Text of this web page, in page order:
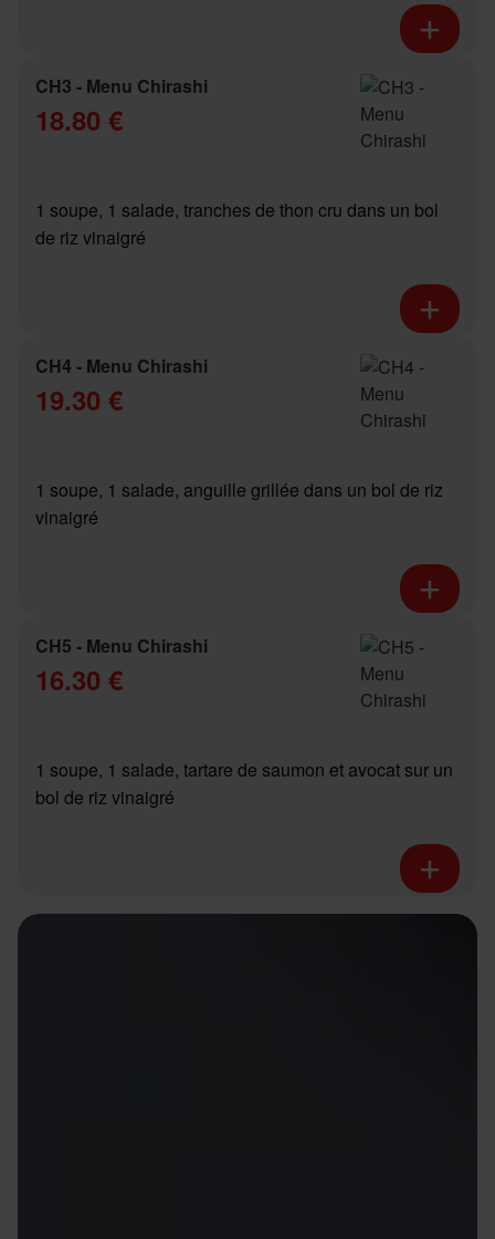
CH3 - Menu Chirashi
18.80 €
1 soupe, 1 salade, tranches de thon cru dans un bol
de riz vinaigré
CH4 - Menu Chirashi
19.30 €
1 soupe, 1 salade, anguille grillée dans un bol de riz
vinaigré
CH5 - Menu Chirashi
16.30 €
1 soupe, 1 salade, tartare de saumon et avocat sur un
bol de riz vinaigré